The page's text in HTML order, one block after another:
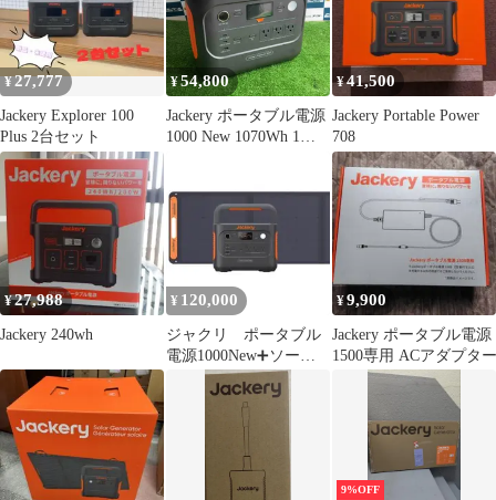
¥27,777
Jackery Explorer 100
Plus 2台セット
¥54,800
Jackery ポータブル電源
1000 New 1070Wh 1時
純正弦波 AC100V
50Hz/60Hz対応 [型
番:JE-1000D]【草加
店】
¥41,500
Jackery Portable Power
708
¥27,988
Jackery 240wh
¥ 120,000
ジャクリ ポータブル
電源1000New➕ソーラ
ーパネル200W ➕延長ケ
ーブル
¥9,900
Jackery ポータブル電源
1500専用 ACアダプター
9%OFF